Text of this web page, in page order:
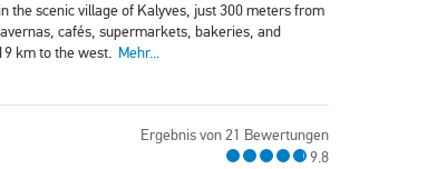
the scenic village of Kalyves, just 300 meters from
cafés, supermarkets, bakeries, and
km to the west. Mehr...
Ergebnis von 21 Bewertungen
9.8